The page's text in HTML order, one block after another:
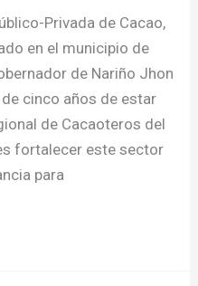
Privada de Cacao,
en el municipio de
de Nariño Jhon
cinco años de estar
de Cacaoteros del
fortalecer este sector
para